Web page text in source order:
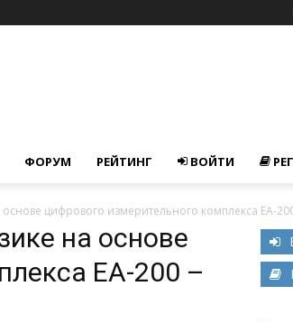
ФОРУМ РЕЙТИНГ ВОЙТИ
цифрового измери­тельного комплекса ЕА-
на основе
ЕА-200 –